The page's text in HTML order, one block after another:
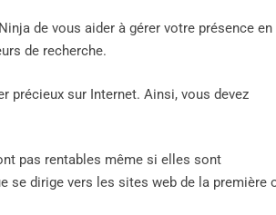
de vous aider à gérer votre présence en
de recherche.
précieux sur Internet. Ainsi, vous devez
pas rentables même si elles sont
se dirige vers les sites web de la première